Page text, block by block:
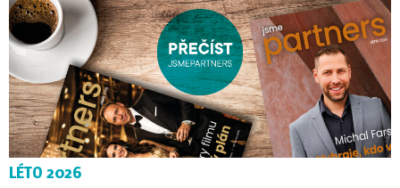
LÉTO 2026